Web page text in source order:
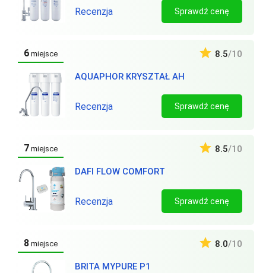
Recenzja Sprawdź cenę
6 miejsce
AQUAPHOR KRYSZTAŁ AH
8.5/10
Recenzja Sprawdź cenę
7 miejsce
DAFI FLOW COMFORT
8.5/10
Recenzja Sprawdź cenę
8 miejsce
BRITA MYPURE P1
8.0/10